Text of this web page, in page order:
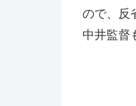
ので、反
中井監督